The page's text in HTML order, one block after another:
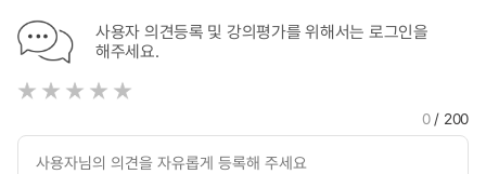
사용자 의견등록 및 강의평가를 위해서는 로그인을
해주세요.
0/ 200